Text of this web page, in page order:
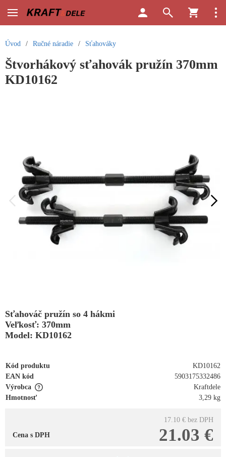
Úvod / Ručné náradie / Sťahováky
Štvorhákový sťahovák pružín 370mm
KD10162
Sťahováč pružín so 4 hákmi
Veľkosť: 370mm
Model: KD10162
Kód produktu
KD10162
EAN kód
5903175332486
Výrobca
Kraftdele
Hmotnosť
3,29 kg
17.10 € bez DPH
21.03 €
Cena s DPH